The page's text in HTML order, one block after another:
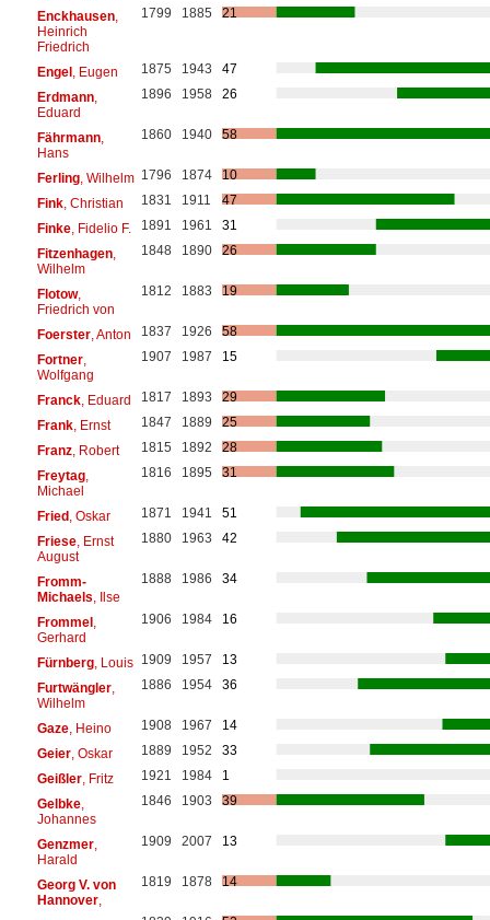
Enckhausen,
Heinrich
Friedrich
1799 1885 21
Engel, Eugen 1875 1943
47
Erdmann,
Eduard
1896 1958 26
Fährmann,
Hans
1860 1940 58
Ferling, Wilhelm 1796 1874
10
Fink, Christian 1831 1911
47
Finke, Fidelio F. 1891 1961
31
Fitzenhagen,
Wilhelm
1848 1890 26
Flotow,
Friedrich von
1812 1883 19
Foerster, Anton 1837 1926
58
Fortner,
Wolfgang
1907 1987 15
Franck, Eduard 1817 1893
29
Frank, Ernst 1847 1889
25
Franz, Robert 1815 1892
28
Freytag,
Michael
1816 1895 31
Fried, Oskar 1871 1941
51
Friese, Ernst
August
1880 1963 42
Fromm-
Michaels , Ilse
1888 1986 34
Frommel,
Gerhard
1906 1984 16
Fürnberg, Louis 1909 1957
13
Furtwängler,
Wilhelm
1886 1954 36
Gaze, Heino 1908 1967
14
Geier, Oskar 1889 1952
33
Geißler, Fritz 1921 1984
1
Gelbke,
Johannes
1846 1903 39
Genzmer,
Harald
1909 2007 13
Georg V. von
Hannover,
1819 1878 14